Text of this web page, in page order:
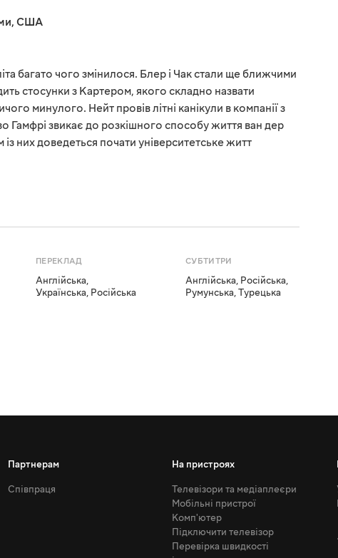
, США
багато чого змінилося. Блер і Чак стали ще ближчими
стосунки з Картером, якого складно назвати
минулого. Нейт провів літні канікули в компанії з
Гамфрі звикає до розкішного способу життя ван дер
із них доведеться почати університетське житт
ПЕРЕКЛАД
Англійська,
Українська, Російська
СУБТИТРИ
Англійська, Російська,
Румунська,Турецька
Партнерам
Співпраця
На пристроях
Телевізори та медіаплеєри
Мобільні пристрої
Комп'ютер
Підключити телевізор
Перевірка швидкості